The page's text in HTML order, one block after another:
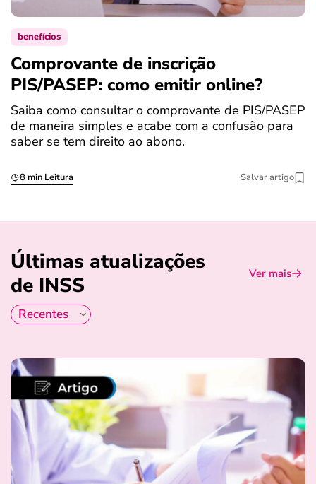
benefícios
Comprovante de inscrição
PIS/PASEP: como emitir online?
Saiba como consultar o comprovante de PIS/PASEP
de maneira simples e acabe com a confusão para
saber se tem direito ao abono.
8 min Leitura Salvar artigo
Últimas atualizações
de INSS
Ver mais